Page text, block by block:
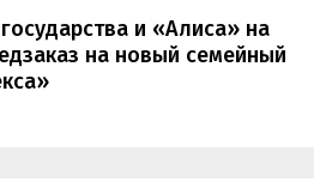
и «Алиса» на
на новый семейный